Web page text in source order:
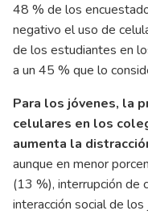
48 % de los
negativo el uso de
de los estudiantes en
a un 45 % que lo
Para los jóvenes, la
celulares en los
aumenta la
aunque en menor
(13 %), interrupción de
interacción social de